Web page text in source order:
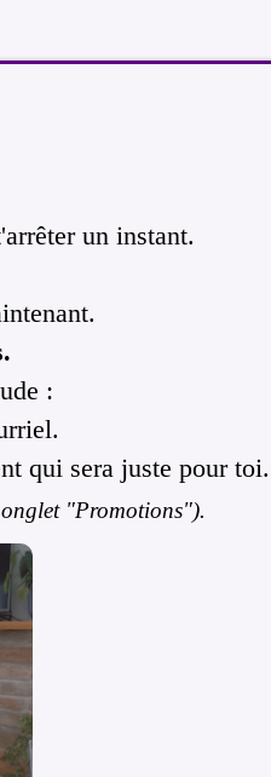
un instant.
:
qui sera juste pour toi.
"Promotions").